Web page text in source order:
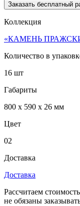
Заказать бесплатный
Коллекция
«КАМЕНЬ
Количество в
16 шт
Габариты
800 x 590 x 26 мм
Цвет
02
Доставка
Доставка
Рассчитаем
не обязаны